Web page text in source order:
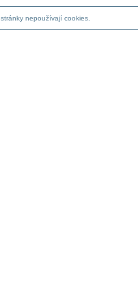
stránky nepoužívají cookies.